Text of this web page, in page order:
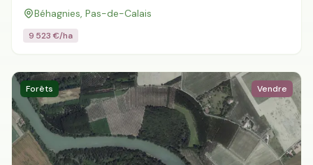
Béhagnies, Pas-de-Calais
9 523€/ha
Forêts Vendre